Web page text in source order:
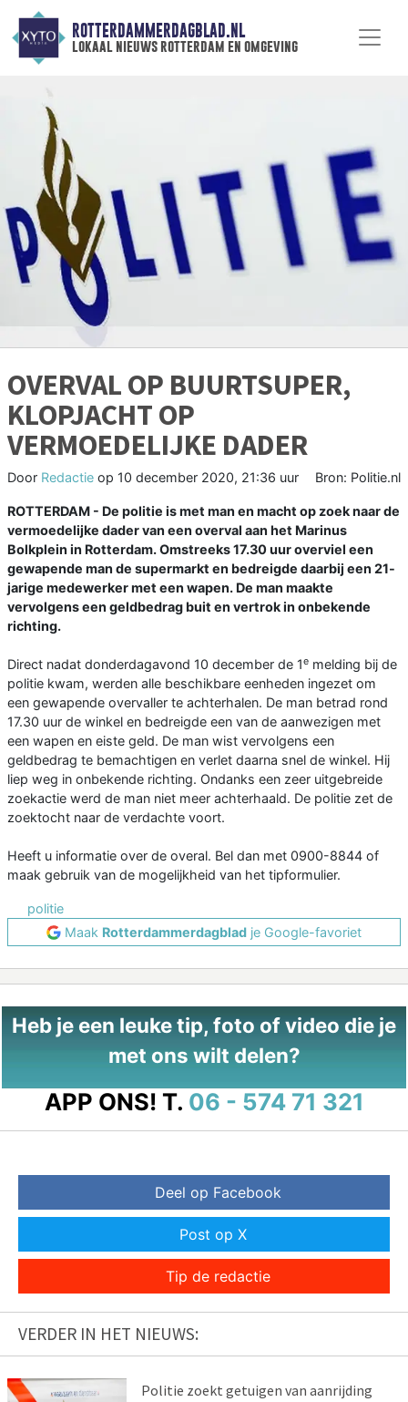
ROTTERDAMMERDAGBLAD.NL
lokaal nieuws rotterdam en omgeving
OVERVAL OP BUURTSUPER,
KLOPJACHT OP
VERMOEDELIJKE DADER
Door Redactie op 10 december 2020, 21:36 uur Bron: Politie.nl
ROTTERDAM - De politie is met man en macht op zoek naar de
vermoedelijke dader van een overval aan het Marinus
Bolkplein in Rotterdam. Omstreeks 17.30 uur overviel een
gewapende man de supermarkt en bedreigde daarbij een 21-
jarige medewerker met een wapen. De man maakte
vervolgens een geldbedrag buit en vertrok in onbekende
richting.
Direct nadat donderdagavond 10 december de 1e melding bij de
politie kwam, werden alle beschikbare eenheden ingezet om
een gewapende overvaller te achterhalen. De man betrad rond
17.30 uur de winkel en bedreigde een van de aanwezigen met
een wapen en eiste geld. De man wist vervolgens een
geldbedrag te bemachtigen en verlet daarna snel de winkel. Hij
liep weg in onbekende richting. Ondanks een zeer uitgebreide
zoekactie werd de man niet meer achterhaald. De politie zet de
zoektocht naar de verdachte voort.
Heeft u informatie over de overal. Bel dan met 0900-8844 of
maak gebruik van de mogelijkheid van het tipformulier.
politie
Maak Rotterdammerdagblad je Google-favoriet
Heb je een leuke tip, foto of video die je
met ons wilt delen?
APP ONS! T. 06 - 574 71 321
Deel op Facebook
Post op X
Tip de redactie
VERDER IN HET NIEUWS:
Politie zoekt getuigen van aanrijding